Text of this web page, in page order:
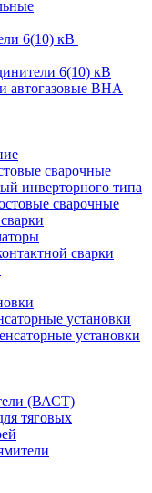
6(10) кВ
6(10) кВ
автогазовые ВНА
сварочные
инверторного типа
сварочные
сварки
установки
установки
(ВАСТ)
тяговых